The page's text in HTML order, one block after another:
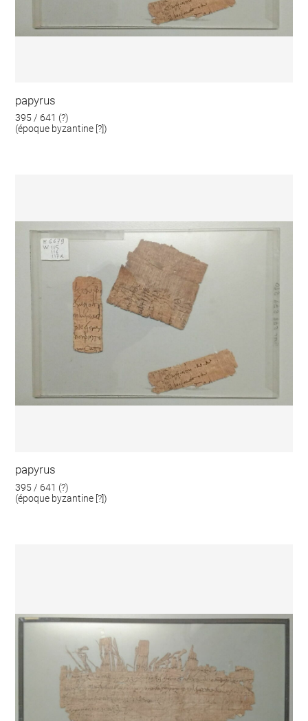
papyrus
395 / 641 (?)
(époque byzantine [?])
papyrus
395 / 641 (?)
(époque byzantine [?])